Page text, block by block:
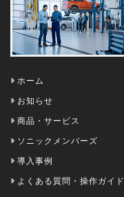
ホーム
お知らせ
商品・サービス
ソニックメンバーズ
導入事例
よくある質問・操作ガイド